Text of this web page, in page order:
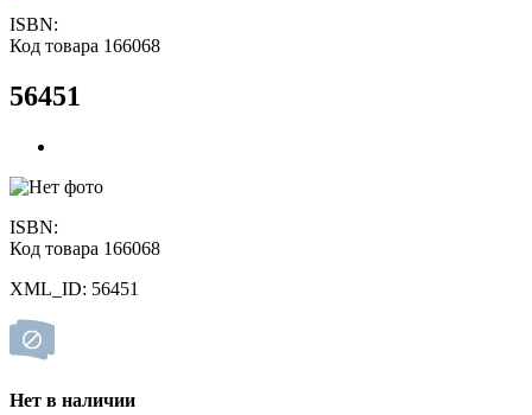
ISBN:
Код товара 166068
56451
ISBN:
Код товара 166068
XML_ID: 56451
Нет в наличии